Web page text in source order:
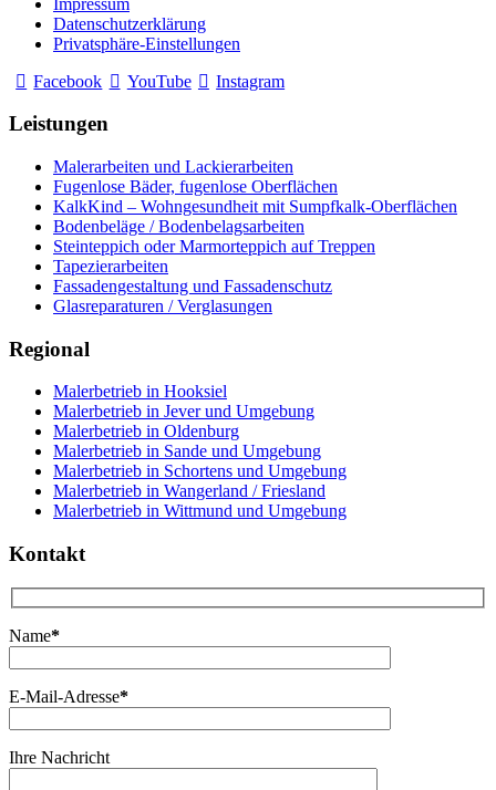
Datenschutzerklärung
Privatsphäre-Einstellungen
Facebook
YouTube Instagram
Leistungen
Malerarbeiten und Lackierarbeiten
Fugenlose Bäder, fugenlose Oberflächen
KalkKind – Wohngesundheit mit Sumpfkalk-Oberflächen
Bodenbeläge / Bodenbelagsarbeiten
Steinteppich oder Marmorteppich auf Treppen
Tapezierarbeiten
Fassadengestaltung und Fassadenschutz
Glasreparaturen / Verglasungen
Regional
Malerbetrieb in Hooksiel
Malerbetrieb in Jever und Umgebung
Malerbetrieb in Oldenburg
Malerbetrieb in Sande und Umgebung
Malerbetrieb in Schortens und Umgebung
Malerbetrieb in Wangerland / Friesland
Malerbetrieb in Wittmund und Umgebung
Kontakt
Name*
E-Mail-Adresse*
Ihre Nachricht